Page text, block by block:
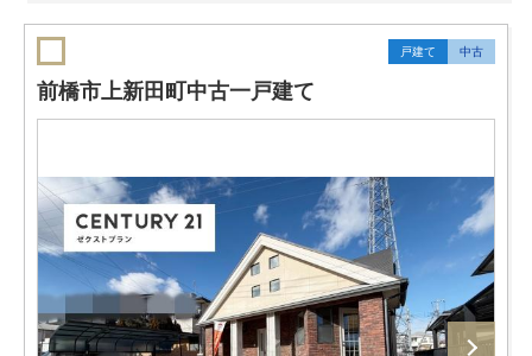
戸建て 中古
前橋市上新田町中古一戸建て